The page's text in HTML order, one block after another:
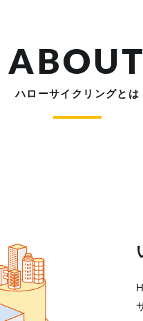
ABOUT
ハローサイクリングとは